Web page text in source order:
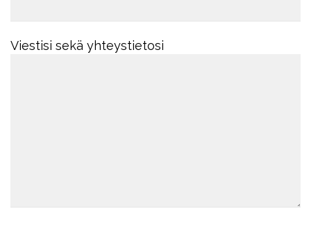
Viestisi sekä yhteystietosi